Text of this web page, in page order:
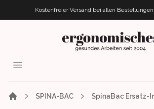
Kostenfreier Versand bei allen Bestellungen
ergonomisches.de
Open menu
SPINA-BAC SpinaBac Ersatz-